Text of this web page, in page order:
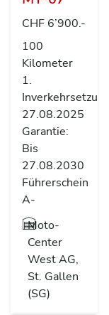
CHF 6’900.-
100
Kilometer
1.
27.08.2025
Garantie:
Bis
27.08.2030
Führerschein
A-
Moto-
Center
West AG,
St. Gallen
(SG)